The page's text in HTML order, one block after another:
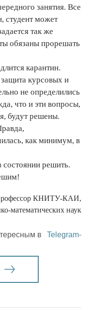
занятия. Все
студент может
так же
обязаны прорешать
карантин.
курсовых и
не определились
что и эти вопросы,
будут решены.
как минимум, в
состоянии решить.
КНИТУ-КАИ,
математических наук
в
Telegram-